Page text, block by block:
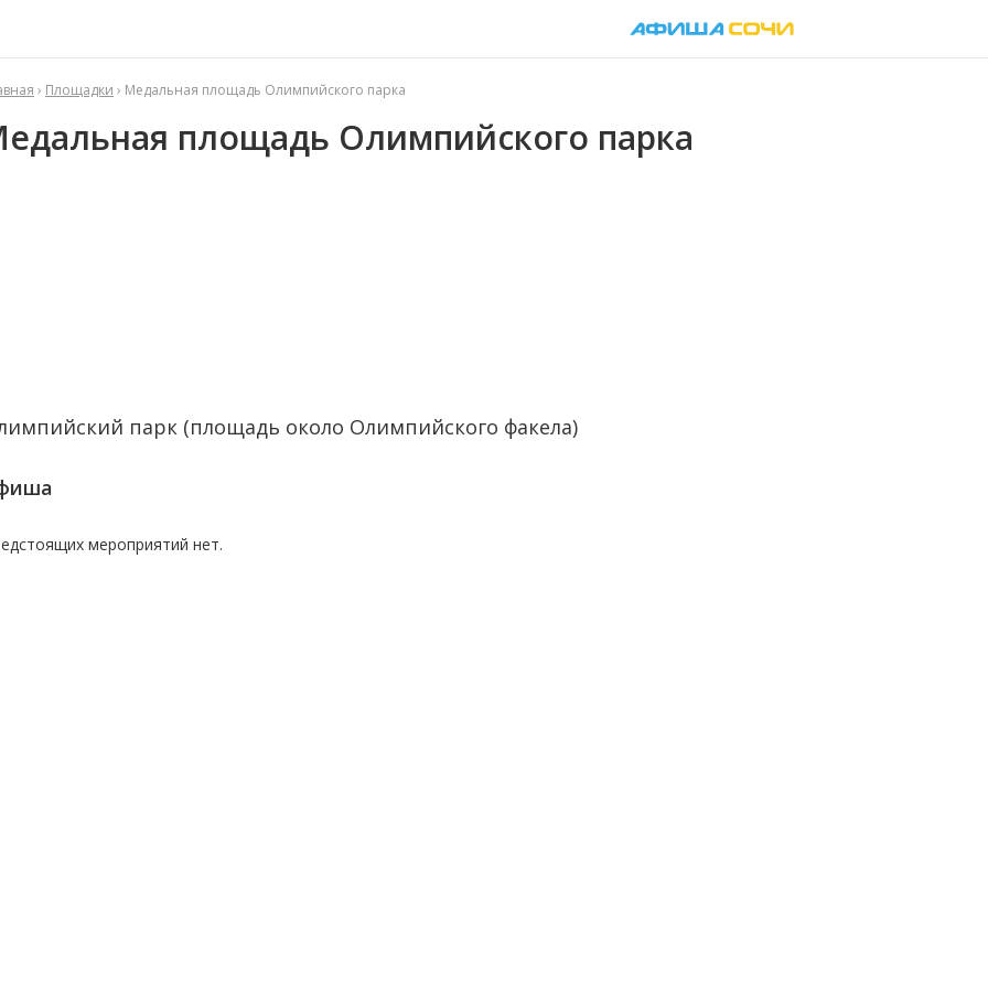
› Площадки › Медальная площадь Олимпийского парка
площадь Олимпийского парка
парк (площадь около Олимпийского факела)
мероприятий нет.